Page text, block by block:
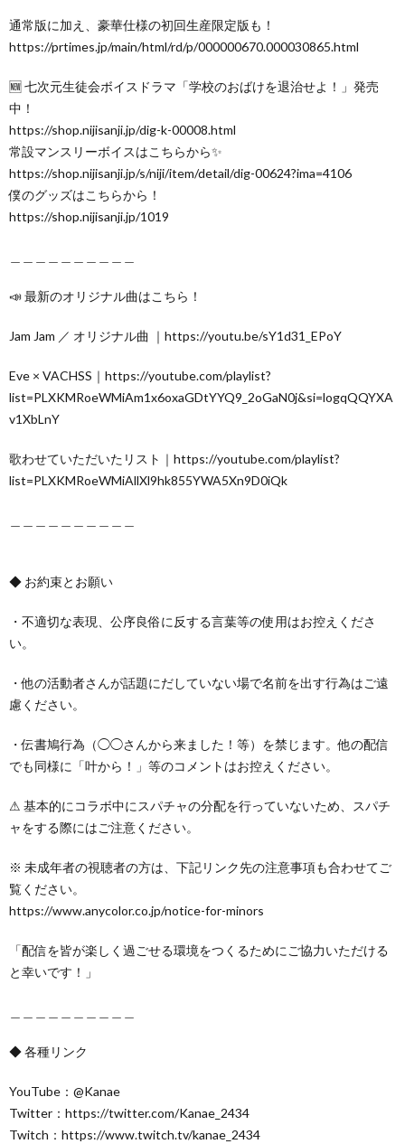
通常版に加え、豪華仕様の初回生産限定版も！
https://prtimes.jp/main/html/rd/p/000000670.000030865.html
🆕 七次元生徒会ボイスドラマ「学校のおばけを退治せよ！」発売
中！
https://shop.nijisanji.jp/dig-k-00008.html
常設マンスリーボイスはこちらから✨
https://shop.nijisanji.jp/s/niji/item/detail/dig-00624?ima=4106
僕のグッズはこちらから！
https://shop.nijisanji.jp/1019
📣 最新のオリジナル曲はこちら！
Jam Jam ／ オリジナル曲 ｜https://youtu.be/sY1d31_EPoY
Eve × VACHSS｜https://youtube.com/playlist?
list=PLXKMRoeWMiAm1x6oxaGDtYYQ9_2oGaN0j&si=logqQQYXA
v1XbLnY
歌わせていただいたリスト｜https://youtube.com/playlist?
list=PLXKMRoeWMiAllXl9hk855YWA5Xn9D0iQk
◆ お約束とお願い
・不適切な表現、公序良俗に反する言葉等の使用はお控えくださ
い。
・他の活動者さんが話題にだしていない場で名前を出す行為はご遠
慮ください。
・伝書鳩行為（◯◯さんから来ました！等）を禁じます。他の配信
でも同様に「叶から！」等のコメントはお控えください。
⚠︎ 基本的にコラボ中にスパチャの分配を行っていないため、スパチ
ャをする際にはご注意ください。
※ 未成年者の視聴者の方は、下記リンク先の注意事項も合わせてご
覧ください。
https://www.anycolor.co.jp/notice-for-minors
「配信を皆が楽しく過ごせる環境をつくるためにご協力いただける
と幸いです！」
◆ 各種リンク
YouTube：@Kanae
Twitter：https://twitter.com/Kanae_2434
Twitch：https://www.twitch.tv/kanae_2434